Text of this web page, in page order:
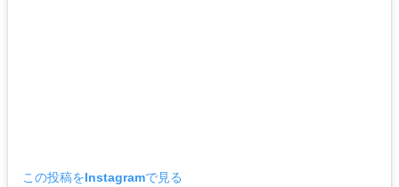
この投稿をInstagramで見る